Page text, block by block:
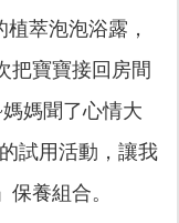
萃泡泡浴露，
把寶寶接回房間
媽聞了心情大
試用活動，讓我
養組合。